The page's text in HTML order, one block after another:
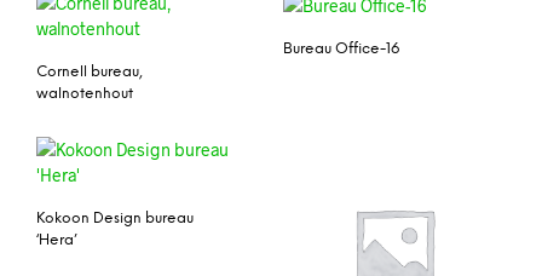
Cornell bureau,
walnotenhout
Bureau Office-16
Kokoon Design bureau
‘Hera’